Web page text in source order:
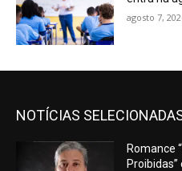
agosto 7,
NOTÍCIAS
Romance